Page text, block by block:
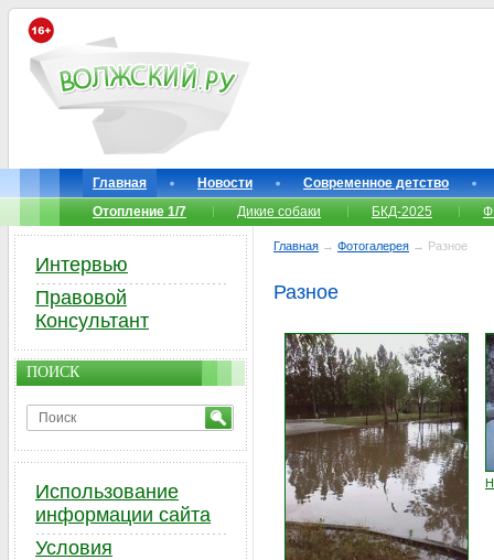
Главная Новости
Современное детство
Отопление 1/7
Дикие собаки БКД-2025
Главная → Фотогалерея → Разное
Разное
Интервью
Правовой
Консультант
ПОИСК
Использование
информации сайта
Условия